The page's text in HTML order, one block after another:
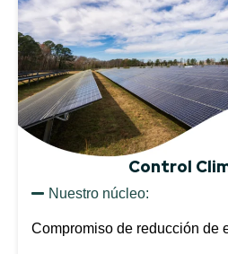
Control
Nuestro núcleo:
Compromiso de reducción de